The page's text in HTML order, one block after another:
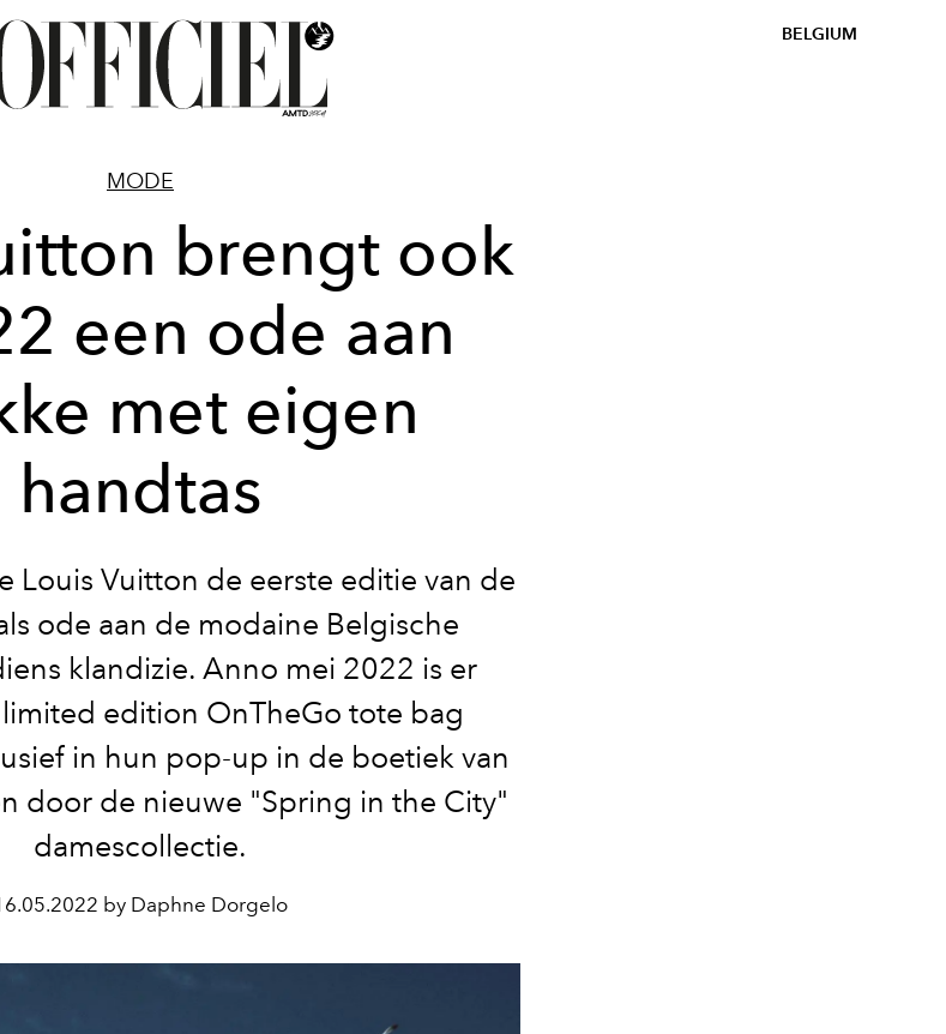
BELGIUM
MODE
brengt ook
een ode aan
met eigen
handtas
Louis Vuitton de eerste editie van de
ode aan de modaine Belgische
klandizie. Anno mei 2022 is er
edition OnTheGo tote bag
in hun pop-up in de boetiek van
door de nieuwe "Spring in the City"
damescollectie.
by Daphne Dorgelo